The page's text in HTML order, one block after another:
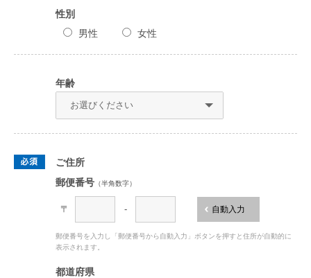
性別
男性
女性
年齢
ご住所
郵便番号 （半角数字）
〒 - 自動入力
郵便番号を入力し「郵便番号から自動入力」ボタンを押すと住所が自動的に
表示されます。
都道府県